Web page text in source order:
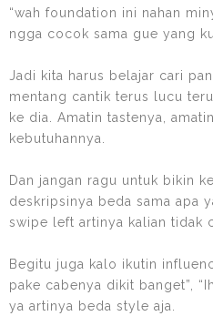
“wah foundation ini nahan
ngga cocok sama gue yang
Jadi kita harus belajar cari
mentang cantik terus lucu
ke dia. Amatin tastenya,
kebutuhannya.
Dan jangan ragu untuk bikin
deskripsinya beda sama apa
swipe left artinya kalian tidak
Begitu juga kalo ikutin
pake cabenya dikit banget”,
ya artinya beda style aja.